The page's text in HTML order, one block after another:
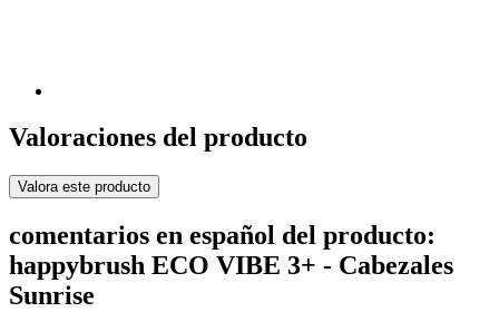
Valoraciones del producto
Valora este producto
comentarios en español del producto:
happybrush ECO VIBE 3+ - Cabezales
Sunrise